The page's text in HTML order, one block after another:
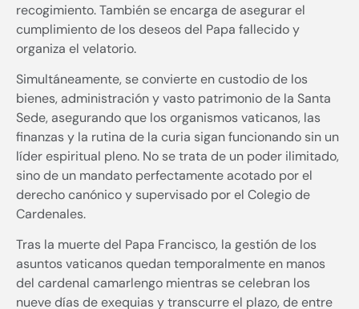
recogimiento. También se encarga de asegurar el
cumplimiento de los deseos del Papa fallecido y
organiza el velatorio.
Simultáneamente, se convierte en custodio de los
bienes, administración y vasto patrimonio de la Santa
Sede, asegurando que los organismos vaticanos, las
finanzas y la rutina de la curia sigan funcionando sin un
líder espiritual pleno. No se trata de un poder ilimitado,
sino de un mandato perfectamente acotado por el
derecho canónico y supervisado por el Colegio de
Cardenales.
Tras la muerte del Papa Francisco, la gestión de los
asuntos vaticanos quedan temporalmente en manos
del cardenal camarlengo mientras se celebran los
nueve días de exequias y transcurre el plazo, de entre